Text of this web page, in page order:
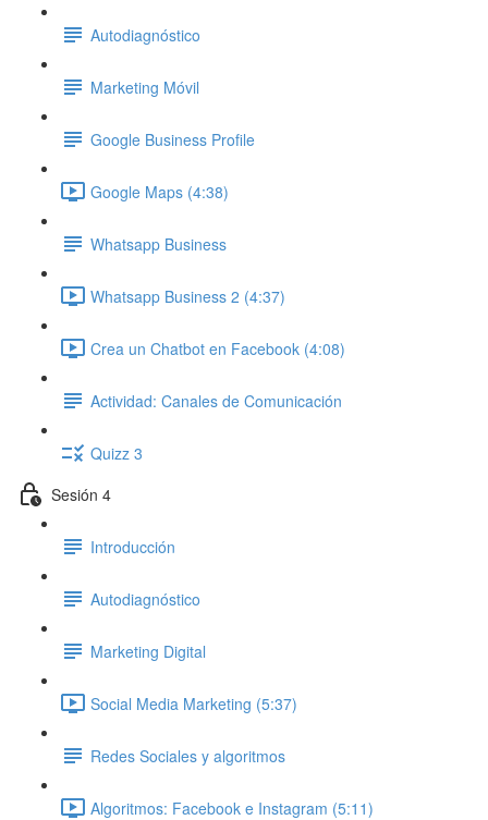
Autodiagnóstico
Marketing Móvil
Google Business Profile
Google Maps (4:38)
Whatsapp Business
Whatsapp Business 2 (4:37)
Crea un Chatbot en Facebook (4:08)
Actividad: Canales de Comunicación
Quizz 3
Sesión 4
Introducción
Autodiagnóstico
Marketing Digital
Social Media Marketing (5:37)
Redes Sociales y algoritmos
Algoritmos: Facebook e Instagram (5:11)